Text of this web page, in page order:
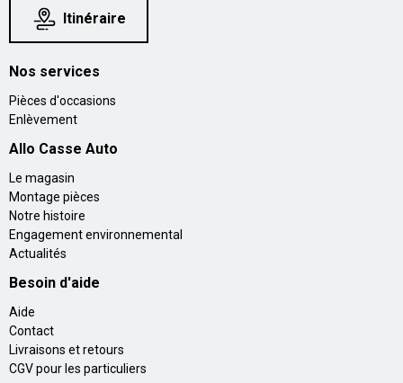
Itinéraire
Nos services
Pièces d'occasions
Enlèvement
Allo Casse Auto
Le magasin
Montage pièces
Notre histoire
Engagement environnemental
Actualités
Besoin d'aide
Aide
Contact
Livraisons et retours
CGV pour les particuliers